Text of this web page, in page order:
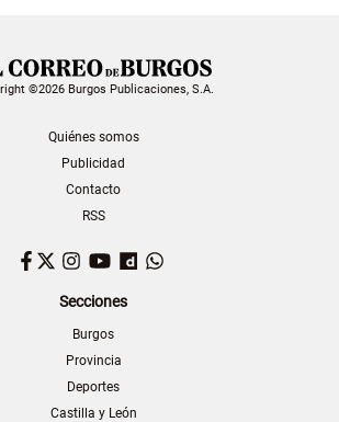
©2026 Burgos Publicaciones, S.A.
Quiénes somos
Publicidad
Contacto
RSS
Facebook
TwitterInstagram
YouTubeDailymotion
Secciones
Burgos
Provincia
Deportes
Castilla y León